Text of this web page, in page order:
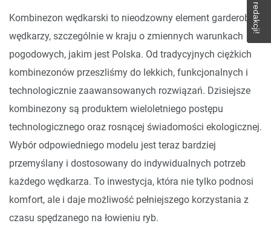
Kombinezon wędkarski to nieodzowny element garderoby
wędkarzy, szczególnie w kraju o zmiennych warunkach
pogodowych, jakim jest Polska. Od tradycyjnych ciężkich
kombinezonów przeszliśmy do lekkich, funkcjonalnych i
technologicznie zaawansowanych rozwiązań. Dzisiejsze
kombinezony są produktem wieloletniego postępu
technologicznego oraz rosnącej świadomości ekologicznej.
Wybór odpowiedniego modelu jest teraz bardziej
przemyślany i dostosowany do indywidualnych potrzeb
każdego wędkarza. To inwestycja, która nie tylko podnosi
komfort, ale i daje możliwość pełniejszego korzystania z
czasu spędzanego na łowieniu ryb.